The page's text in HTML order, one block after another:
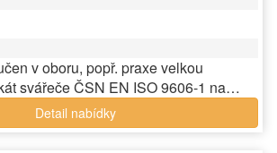
v oboru, popř. praxe velkou
svářeče ČSN EN ISO 9606-1 na…
Detail nabídky